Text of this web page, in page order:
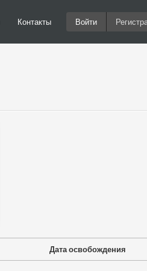
Контакты Войти
Дата освобождения